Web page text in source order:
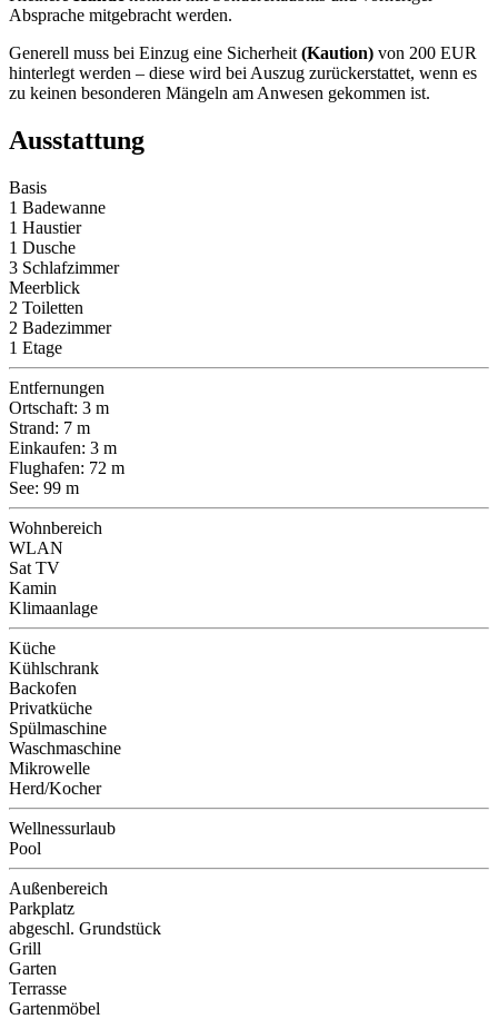
Absprache mitgebracht werden.
Generell muss bei Einzug eine Sicherheit (Kaution) von 200 EUR
hinterlegt werden – diese wird bei Auszug zurückerstattet, wenn es
zu keinen besonderen Mängeln am Anwesen gekommen ist.
Ausstattung
Basis
1 Badewanne
1 Haustier
1 Dusche
3 Schlafzimmer
Meerblick
2 Toiletten
2 Badezimmer
1 Etage
Entfernungen
Ortschaft: 3 m
Strand: 7 m
Einkaufen: 3 m
Flughafen: 72 m
See: 99 m
Wohnbereich
WLAN
Sat TV
Kamin
Klimaanlage
Küche
Kühlschrank
Backofen
Privatküche
Spülmaschine
Waschmaschine
Mikrowelle
Herd/Kocher
Wellnessurlaub
Pool
Außenbereich
Parkplatz
abgeschl. Grundstück
Grill
Garten
Terrasse
Gartenmöbel